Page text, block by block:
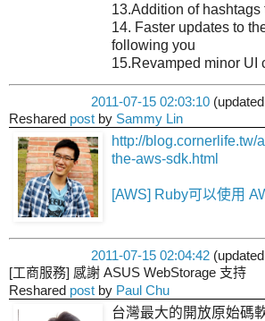
13.Addition of hashtags
14. Faster updates to
following you
15.Revamped minor UI
2011-07-15 02:03:10
Reshared post by Sammy Lin
http://blog.cornerlife.tw/
the-aws-sdk.html
[AWS] Ruby可以使用
2011-07-15 02:04:42
[工商服務] 感謝 ASUS WebStorage 支持
Reshared post by Paul Chu
台灣最大的開放原始碼